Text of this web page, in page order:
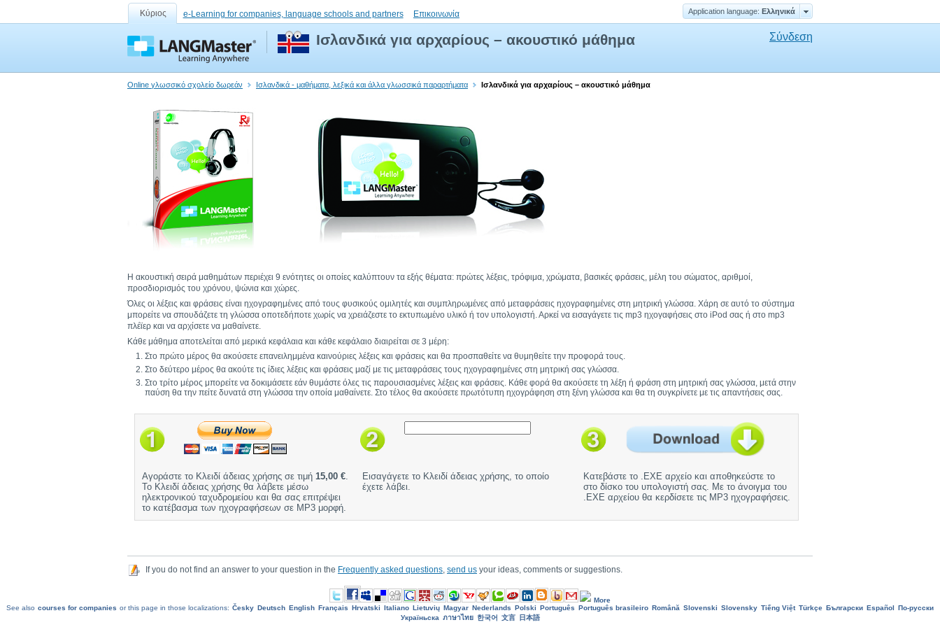
Κύριος e-Learning for companies, language schools and partners Επικοινωνία Application language: Ελληνικά
Ισλανδικά για αρχαρίους – ακουστικό μάθημα Σύνδεση
Online γλωσσικό σχολείο δωρεάν Ισλανδικά - μαθήματα, λεξικά και άλλα γλωσσικά παραρτήματα Ισλανδικά για αρχαρίους – ακουστικό μάθημα
Η ακουστική σειρά μαθημάτων περιέχει 9 ενότητες οι οποίες καλύπτουν τα εξής θέματα: πρώτες λέξεις, τρόφιμα, χρώματα, βασικές φράσεις, μέλη του σώματος, αριθμοί,
προσδιορισμός του χρόνου, ψώνια και χώρες.
Όλες οι λέξεις και φράσεις είναι ηχογραφημένες από τους φυσικούς ομιλητές και συμπληρωμένες από μεταφράσεις ηχογραφημένες στη μητρική γλώσσα. Χάρη σε αυτό το σύστημα
μπορείτε να σπουδάζετε τη γλώσσα οποτεδήποτε χωρίς να χρειάζεστε το εκτυπωμένο υλικό ή τον υπολογιστή. Αρκεί να εισαγάγετε τις mp3 ηχογαφήσεις στο iPod σας ή στο mp3
πλέϊερ και να αρχίσετε να μαθαίνετε.
Κάθε μάθημα αποτελείται από μερικά κεφάλαια και κάθε κεφάλαιο διαιρείται σε 3 μέρη:
Στο πρώτο μέρος θα ακούσετε επανειλημμένα καινούριες λέξεις και φράσεις και θα προσπαθείτε να θυμηθείτε την προφορά τους.
Στο δεύτερο μέρος θα ακούτε τις ίδιες λέξεις και φράσεις μαζί με τις μεταφράσεις τους ηχογραφημένες στη μητρική σας γλώσσα.
Στο τρίτο μέρος μπορείτε να δοκιμάσετε εάν θυμάστε όλες τις παρουσιασμένες λέξεις και φράσεις. Κάθε φορά θα ακούσετε τη λέξη ή φράση στη μητρική σας γλώσσα, μετά στην
παύση θα την πείτε δυνατά στη γλώσσα την οποία μαθαίνετε. Στο τέλος θα ακούσετε πρωτότυπη ηχογράφηση στη ξένη γλώσσα και θα τη συγκρίνετε με τις απαντήσεις σας.
Αγοράστε το Κλειδί άδειας χρήσης σε τιμή 15,00 €.
Το Κλειδί άδειας χρήσης θα λάβετε μέσω
ηλεκτρονικού ταχυδρομείου και θα σας επιτρέψει
το κατέβασμα των ηχογραφήσεων σε MP3 μορφή.
Εισαγάγετε το Κλειδί άδειας χρήσης, το οποίο
έχετε λάβει.
Κατεβάστε το .EXE αρχείο και αποθηκεύστε το
στο δίσκο του υπολογιστή σας. Με το άνοιγμα του
.EXE αρχείου θα κερδίσετε τις MP3 ηχογραφήσεις.
If you do not find an answer to your question in the Frequently asked questions send us your ideas, comments or suggestions.
More
See also courses for companies or this page in those localizations: Česky Deutsch English Français Hrvatski Italiano Lietuvių Magyar Nederlands Polski Português Português brasileiro Română Slovenski Slovensky Tiếng Việt Türkçe Български Еspañol
По-русски
Україньска ภาษาไทย 한국어 文言 日本語